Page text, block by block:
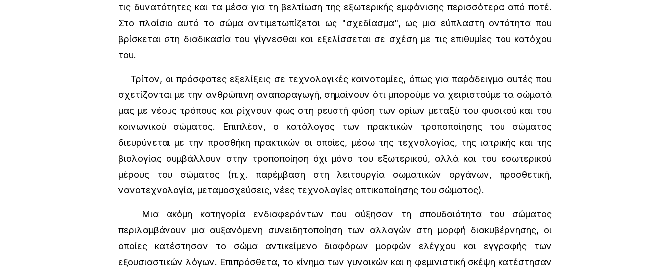
τις δυνατότητες και τα μέσα για τη βελτίωση της εξωτερικής εμφάνισης περισσότερα από ποτέ.
Στο πλαίσιο αυτό το σώμα αντιμετωπίζεται ως "σχεδίασμα", ως μια εύπλαστη οντότητα που
βρίσκεται στη διαδικασία του γίγνεσθαι και εξελίσσεται σε σχέση με τις επιθυμίες του κατόχου
του.
Τρίτον, οι πρόσφατες εξελίξεις σε τεχνολογικές καινοτομίες, όπως για παράδειγμα αυτές που
σχετίζονται με την ανθρώπινη αναπαραγωγή, σημαίνουν ότι μπορούμε να χειριστούμε τα σώματά
μας με νέους τρόπους και ρίχνουν φως στη ρευστή φύση των ορίων μεταξύ του φυσικού και του
κοινωνικού σώματος. Επιπλέον, ο κατάλογος των πρακτικών τροποποίησης του σώματος
διευρύνεται με την προσθήκη πρακτικών οι οποίες, μέσω της τεχνολογίας, της ιατρικής και της
βιολογίας συμβάλλουν στην τροποποίηση όχι μόνο του εξωτερικού, αλλά και του εσωτερικού
μέρους του σώματος (π.χ. παρέμβαση στη λειτουργία σωματικών οργάνων, προσθετική,
νανοτεχνολογία, μεταμοσχεύσεις, νέες τεχνολογίες οπτικοποίησης του σώματος).
Μια ακόμη κατηγορία ενδιαφερόντων που αύξησαν τη σπουδαιότητα του σώματος
περιλαμβάνουν μια αυξανόμενη συνειδητοποίηση των αλλαγών στη μορφή διακυβέρνησης, οι
οποίες κατέστησαν το σώμα αντικείμενο διαφόρων μορφών ελέγχου και εγγραφής των
εξουσιαστικών λόγων. Επιπρόσθετα, το κίνημα των γυναικών και η φεμινιστική σκέψη κατέστησαν